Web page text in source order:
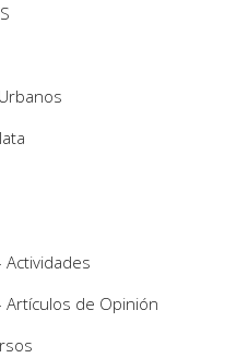
Actividades
Artículos de Opinión